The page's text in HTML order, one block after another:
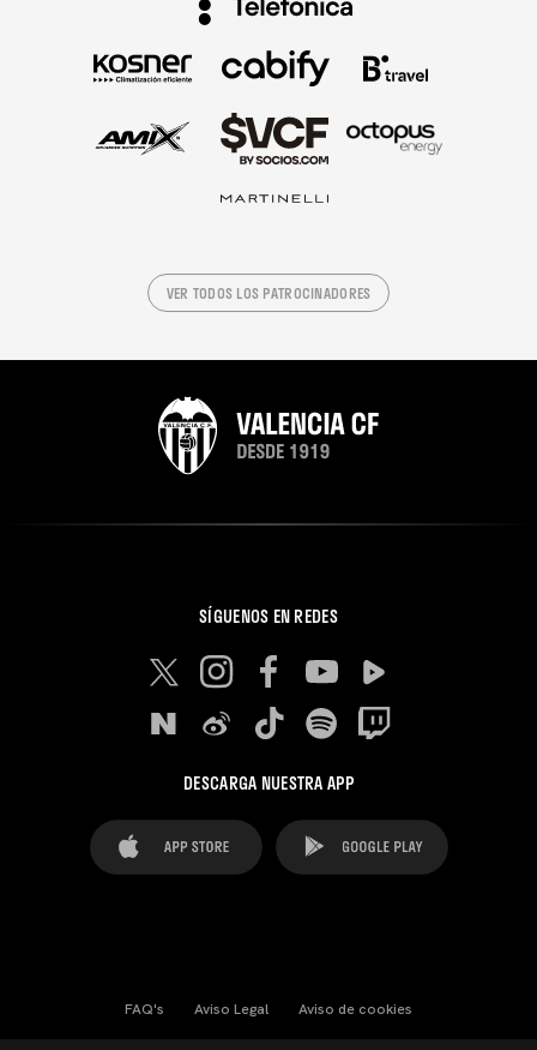
VER TODOS LOS PATROCINADORES
SÍGUENOS EN REDES
DESCARGA NUESTRA APP
FAQ's Aviso Legal Aviso de cookies